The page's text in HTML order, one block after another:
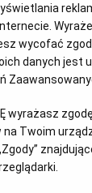
Każde
Mana –
dzień”
zostać
Czytaj więcej
wycofać
danych jest
wyrażasz
Twoim